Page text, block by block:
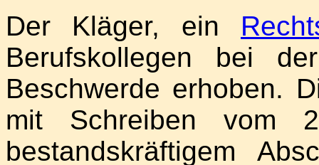
Der Kläger, ein
Berufskollegen bei
Beschwerde erhoben.
mit Schreiben vom
bestandskräftigem